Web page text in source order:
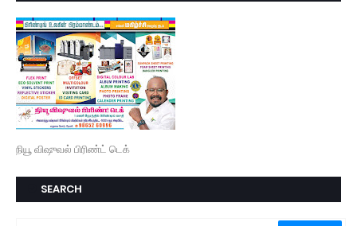
நியூ விஷுவல் பிரிண்ட் டெக்
SEARCH